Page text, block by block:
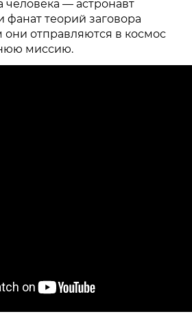
человека — астронавт
фанат теорий заговора
они отправляются в космос
миссию.